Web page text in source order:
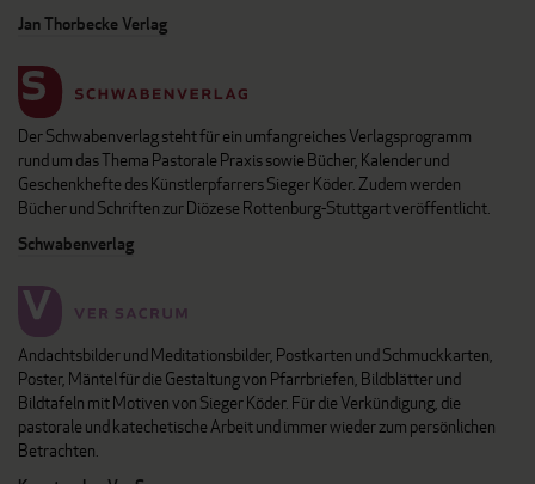
Jan Thorbecke Verlag
Der Schwabenverlag steht für ein umfangreiches Verlagsprogramm
rund um das Thema Pastorale Praxis sowie Bücher, Kalender und
Geschenkhefte des Künstlerpfarrers Sieger Köder. Zudem werden
Bücher und Schriften zur Diözese Rottenburg-Stuttgart veröffentlicht.
Schwabenverlag
Andachtsbilder und Meditationsbilder, Postkarten und Schmuckkarten,
Poster, Mäntel für die Gestaltung von Pfarrbriefen, Bildblätter und
Bildtafeln mit Motiven von Sieger Köder. Für die Verkündigung, die
pastorale und katechetische Arbeit und immer wieder zum persönlichen
Betrachten.